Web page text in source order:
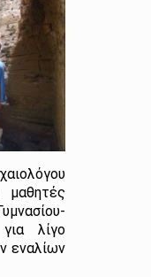
μαθητές
λίγο
εναλίων